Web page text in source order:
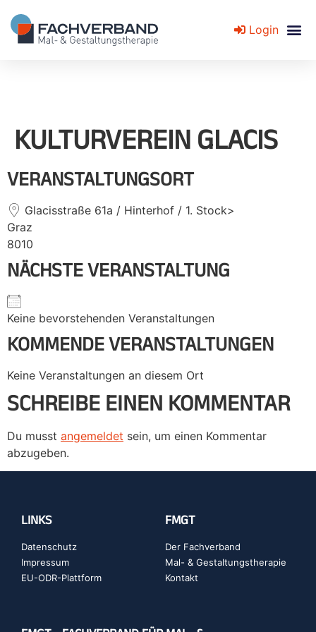
Login
KULTURVEREIN GLACIS
VERANSTALTUNGSORT
Glacisstraße 61a / Hinterhof / 1. Stock>
Graz
8010
NÄCHSTE VERANSTALTUNG
Keine bevorstehenden Veranstaltungen
KOMMENDE VERANSTALTUNGEN
Keine Veranstaltungen an diesem Ort
SCHREIBE EINEN KOMMENTAR
Du musst angemeldet sein, um einen Kommentar
abzugeben.
LINKS
Datenschutz
Impressum
EU-ODR-Plattform
FMGT
Der Fachverband
Mal- & Gestaltungstherapie
Kontakt